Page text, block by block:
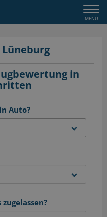
MENÜ
in
Auto?